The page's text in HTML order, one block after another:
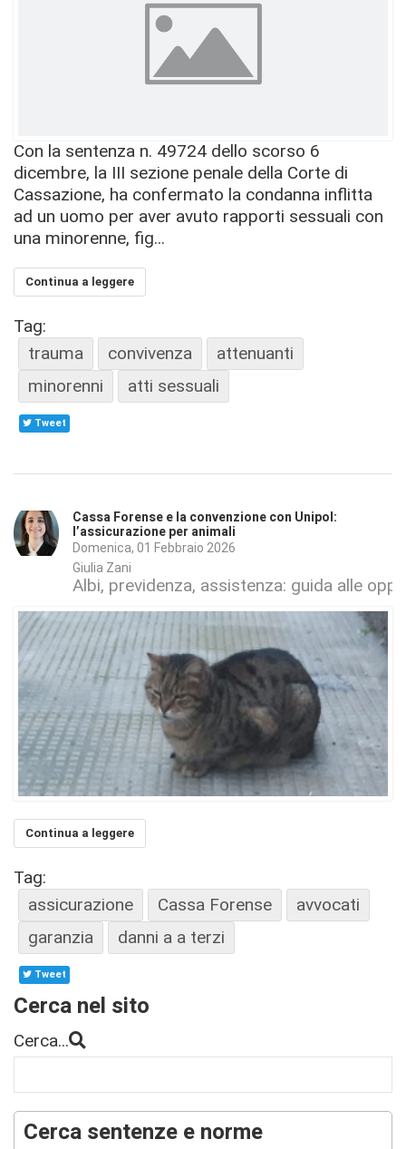
Con la sentenza n. 49724 dello scorso 6
dicembre, la III sezione penale della Corte di
Cassazione, ha confermato la condanna inflitta
ad un uomo per aver avuto rapporti sessuali con
una minorenne, fig...
Continua a leggere
Tag:
trauma
convivenza
attenuanti
minorenni
atti sessuali
Tweet
Cassa Forense e la convenzione con Unipol:
l’assicurazione per animali
Domenica, 01 Febbraio 2026
Giulia Zani
Albi, previdenza, assistenza: guida alle
Continua a leggere
Tag:
assicurazione
Cassa Forense
avvocati
garanzia
danni a a terzi
Tweet
Cerca nel sito
Cerca...
Cerca sentenze e norme